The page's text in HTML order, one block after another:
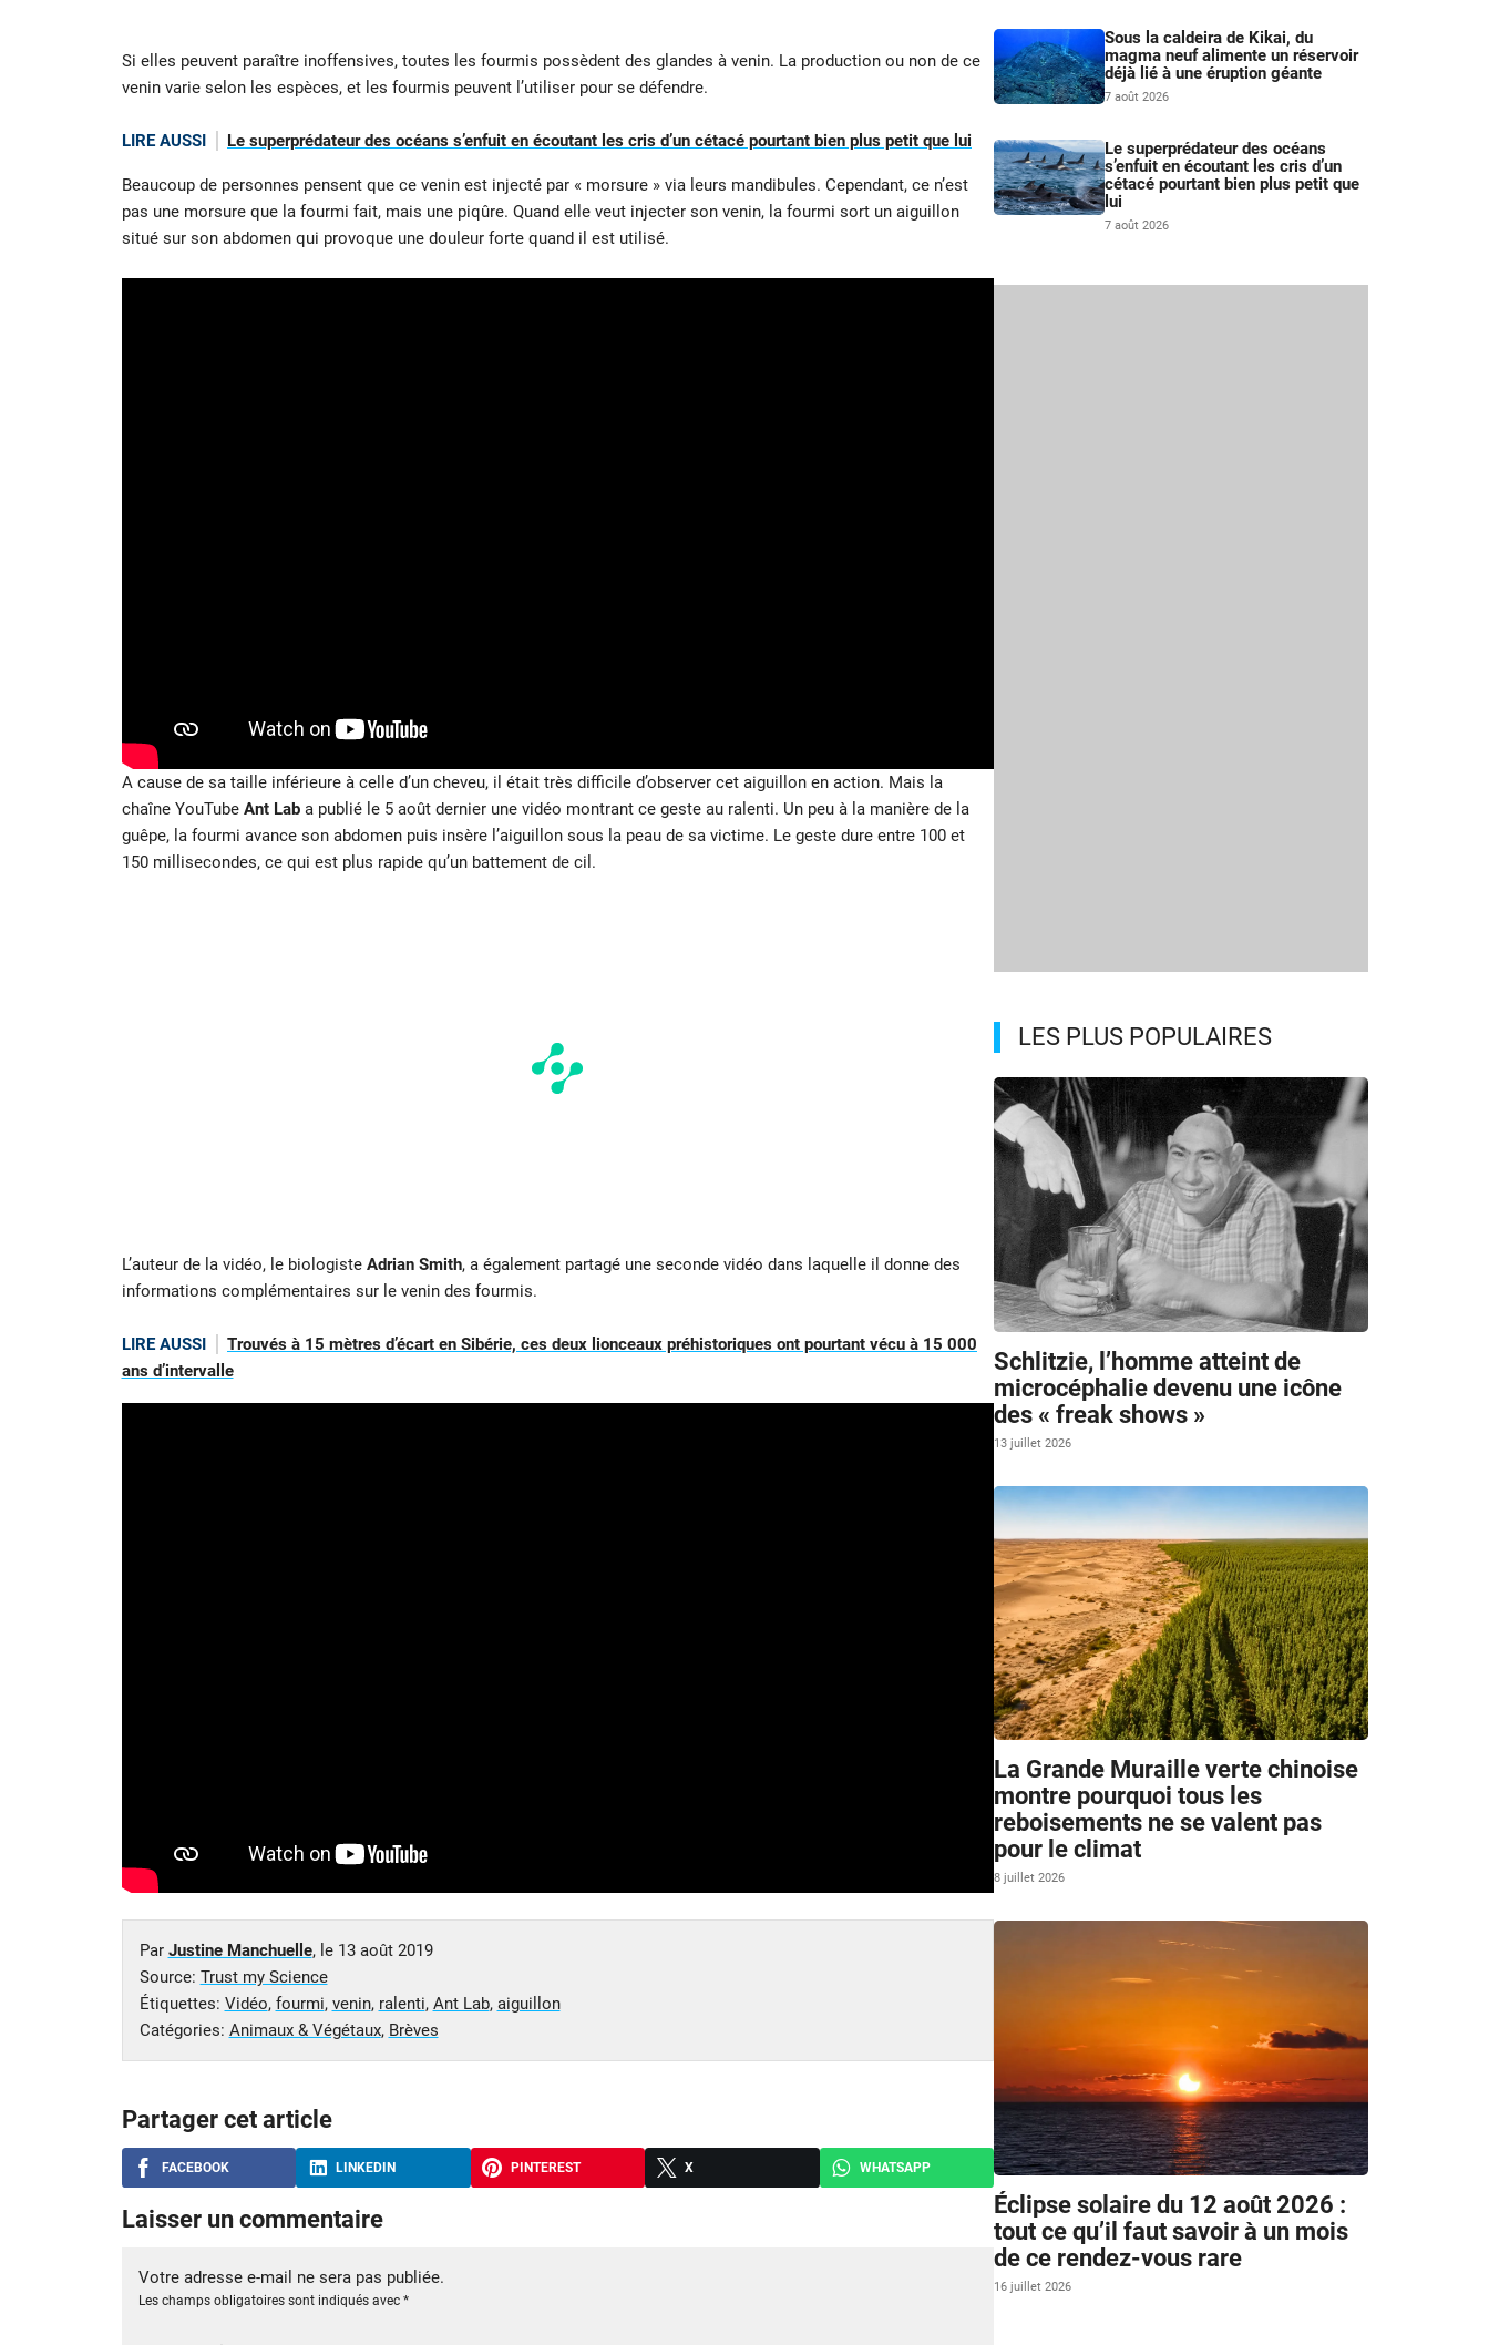
Si elles peuvent paraître inoffensives, toutes les fourmis possèdent des glandes à venin. La production ou non de ce
venin varie selon les espèces, et les fourmis peuvent l’utiliser pour se défendre.
LIRE AUSSI Le superprédateur des océans s’enfuit en écoutant les cris d’un cétacé pourtant bien plus petit que lui
Beaucoup de personnes pensent que ce venin est injecté par « morsure » via leurs mandibules. Cependant, ce n’est
pas une morsure que la fourmi fait, mais une piqûre. Quand elle veut injecter son venin, la fourmi sort un aiguillon
situé sur son abdomen qui provoque une douleur forte quand il est utilisé.
A cause de sa taille inférieure à celle d’un cheveu, il était très difficile d’observer cet aiguillon en action. Mais la
chaîne YouTube Ant Laba publié le 5 août dernier une vidéo montrant ce geste au ralenti. Un peu à la manière de la
guêpe, la fourmi avance son abdomen puis insère l’aiguillon sous la peau de sa victime. Le geste dure entre 100 et
150 millisecondes, ce qui est plus rapide qu’un battement de cil.
L’auteur de la vidéo, le biologiste Adrian Smith, a également partagé une seconde vidéo dans laquelle il donne des
informations complémentaires sur le venin des fourmis.
LIRE AUSSI
Trouvés à 15 mètres d’écart en Sibérie, ces deux lionceaux préhistoriques ont pourtant vécu à 15 000
ans d’intervalle
Par Justine Manchuelle, le 13 août 2019
Source: Trust my Science
Étiquettes: Vidéo, fourmi, venin, ralenti, Ant Lab, aiguillon
Catégories: Animaux & Végétaux, Brèves
Partager cet article
FACEBOOK LINKEDIN PINTEREST X WHATSAPP
Laisser un commentaire
Votre adresse e-mail ne sera pas publiée.
Les champs obligatoires sont indiqués avec *
Sous la caldeira de Kikai, du
magma neuf alimente un réservoir
déjà lié à une éruption géante
7 août 2026
Le superprédateur des océans
s’enfuit en écoutant les cris d’un
cétacé pourtant bien plus petit que
lui
7 août 2026
LES PLUS POPULAIRES
Schlitzie, l’homme atteint de
microcéphalie devenu une icône
des « freak shows »
13 juillet 2026
La Grande Muraille verte chinoise
montre pourquoi tous les
reboisements ne se valent pas
pour le climat
8 juillet 2026
Éclipse solaire du 12 août 2026 :
tout ce qu’il faut savoir à un mois
de ce rendez-vous rare
16 juillet 2026